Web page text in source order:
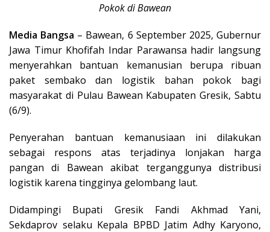
Pokok di Bawean
Media Bangsa – Bawean, 6 September 2025, Gubernur
Jawa Timur Khofifah Indar Parawansa hadir langsung
menyerahkan bantuan kemanusian berupa ribuan
paket sembako dan logistik bahan pokok bagi
masyarakat di Pulau Bawean Kabupaten Gresik, Sabtu
(6/9).
Penyerahan bantuan kemanusiaan ini dilakukan
sebagai respons atas terjadinya lonjakan harga
pangan di Bawean akibat terganggunya distribusi
logistik karena tingginya gelombang laut.
Didampingi Bupati Gresik Fandi Akhmad Yani,
Sekdaprov selaku Kepala BPBD Jatim Adhy Karyono,